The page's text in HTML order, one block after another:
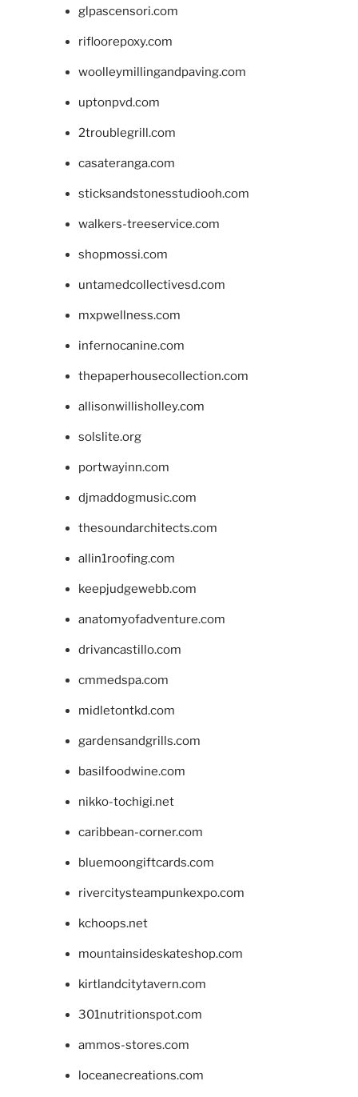
glpascensori.com
rifloorepoxy.com
woolleymillingandpaving.com
uptonpvd.com
2troublegrill.com
casateranga.com
sticksandstonesstudiooh.com
walkers-treeservice.com
shopmossi.com
untamedcollectivesd.com
mxpwellness.com
infernocanine.com
thepaperhousecollection.com
allisonwillisholley.com
solslite.org
portwayinn.com
djmaddogmusic.com
thesoundarchitects.com
allin1roofing.com
keepjudgewebb.com
anatomyofadventure.com
drivancastillo.com
cmmedspa.com
midletontkd.com
gardensandgrills.com
basilfoodwine.com
nikko-tochigi.net
caribbean-corner.com
bluemoongiftcards.com
rivercitysteampunkexpo.com
kchoops.net
mountainsideskateshop.com
kirtlandcitytavern.com
301nutritionspot.com
ammos-stores.com
loceanecreations.com